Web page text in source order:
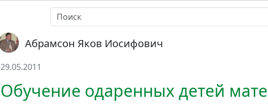
Абрамсон Яков Иосифович
29.05.2011
Обучение одаренных детей